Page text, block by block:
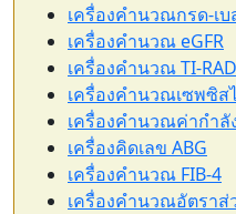
เครื่องคำนวณกรด-เบ
เครื่องคำนวณ eGFR
เครื่องคำนวณ TI-
เครื่องคำนวณเซพซิส
เครื่องคำนวณค่ากำลั
เครื่องคิดเลข ABG
เครื่องคำนวณ FIB-4
เครื่องคำนวณอัตราส่